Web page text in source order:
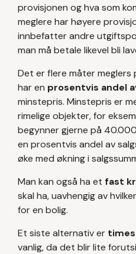
provisjonen og hva som
meglere har høyere
innbefatter andre
man må betale likevel bli
Det er flere måter meglers
har en prosentvis andel
minstepris. Minstepris er
rimelige objekter, for
begynner gjerne på
en prosentvis andel av
øke med økning i
Man kan også ha et fast
skal ha, uavhengig av
for en bolig.
Et siste alternativ er
vanlig, da det blir lite